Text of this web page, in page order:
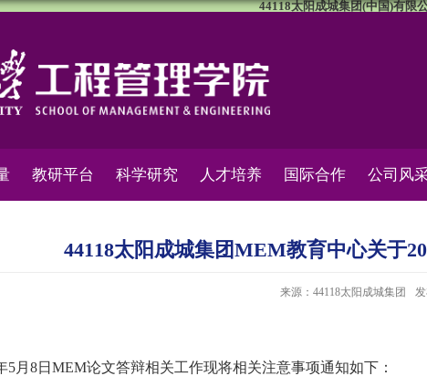
44118太阳成城集团(中国)有限
教研平台 科学研究 人才培养 国际合作 公司风
44118太阳成城集团MEM教育中心关于
来源：44118太阳成城集团
5月8日MEM论文答辩相关工作现将相关注意事项通知如下：